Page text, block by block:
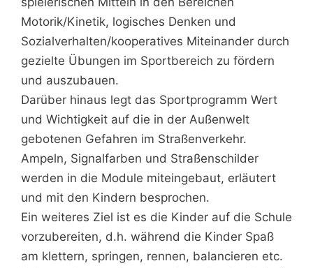
Motorik/Kinetik, logisches Denken und
Sozialverhalten/kooperatives Miteinander durch
gezielte Übungen im Sportbereich zu fördern
und auszubauen.
Darüber hinaus legt das Sportprogramm Wert
und Wichtigkeit auf die in der Außenwelt
gebotenen Gefahren im Straßenverkehr.
Ampeln, Signalfarben und Straßenschilder
werden in die Module miteingebaut, erläutert
und mit den Kindern besprochen.​
Ein weiteres Ziel ist es die Kinder auf die Schule
vorzubereiten, d.h. während die Kinder Spaß
am klettern, springen, rennen, balancieren etc.